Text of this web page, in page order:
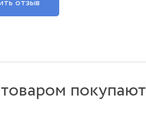
покупают